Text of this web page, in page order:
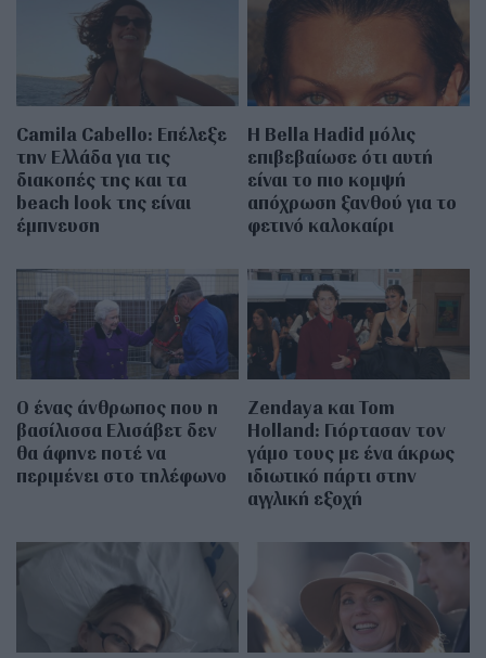
Camila Cabello: Επέλεξε
την Ελλάδα για τις
διακοπές της και τα
beach look της είναι
έμπνευση
Η Bella Hadid μόλις
επιβεβαίωσε ότι αυτή
είναι το πιο κομψή
απόχρωση ξανθού για το
φετινό καλοκαίρι
Ο ένας άνθρωπος που η
βασίλισσα Ελισάβετ δεν
θα άφηνε ποτέ να
περιμένει στο τηλέφωνο
Zendaya και Tom
Holland: Γιόρτασαν τον
γάμο τους με ένα άκρως
ιδιωτικό πάρτι στην
αγγλική εξοχή